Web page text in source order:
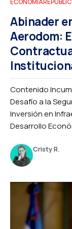
ECONOMIA
Abinader
Aerodom:
Contenido
Desafío a la
Inversión en
Desarrollo
Cristy R.